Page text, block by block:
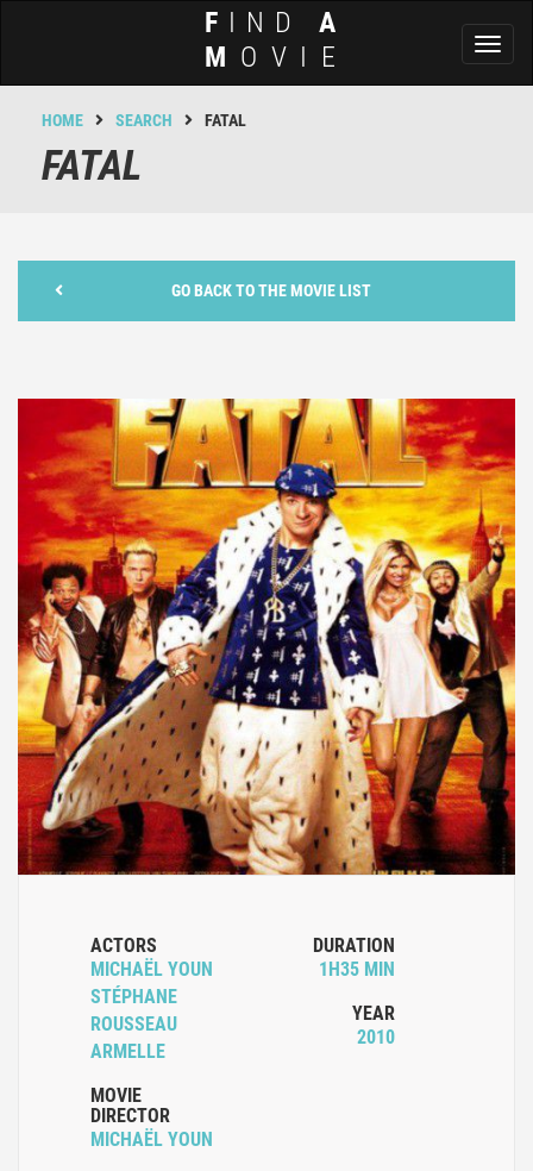
F IND A
M OVIE
HOME SEARCH FATAL
FATAL
GO BACK TO THE MOVIE LIST
ACTORS
MICHAËL YOUN
STÉPHANE
ROUSSEAU
ARMELLE
MOVIE
DIRECTOR
MICHAËL YOUN
DURATION
1H35 MIN
YEAR
2010